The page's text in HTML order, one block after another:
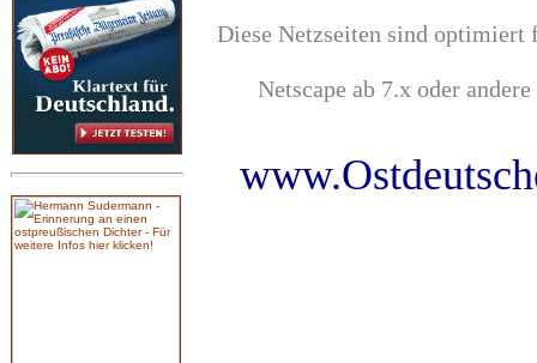
Diese Netzseiten sind optimiert
Netscape ab 7.x oder